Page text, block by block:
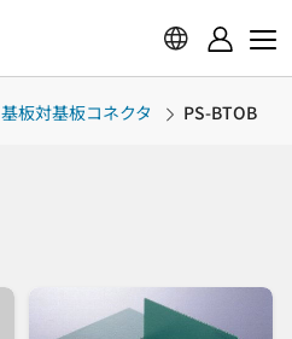
基板対基板コネクタ PS-BTOB